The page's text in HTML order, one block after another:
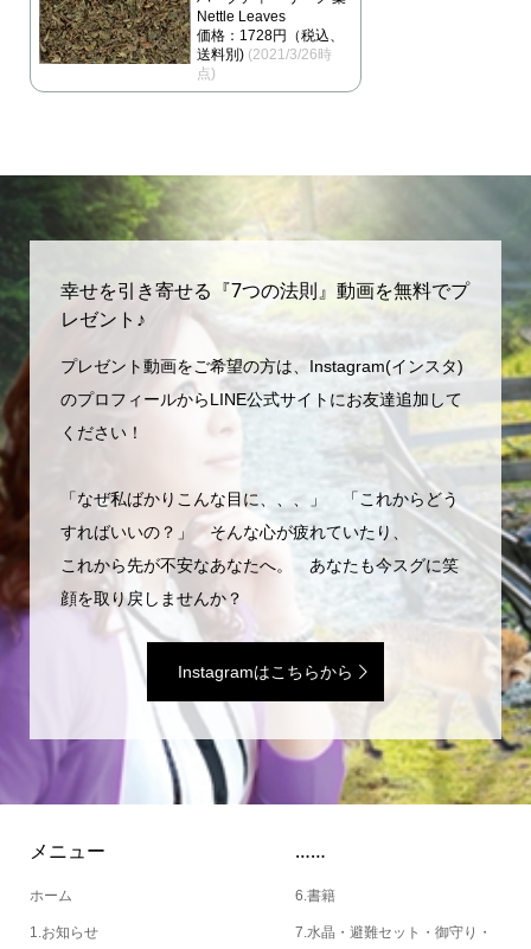
Nettle Leaves
価格：1728円（税込、
送料別) (2021/3/26時
点)
幸せを引き寄せる『7つの法則』動画を無料でプ
レゼント♪
プレゼント動画をご希望の方は、Instagram(インスタ)
のプロフィールからLINE公式サイトにお友達追加して
ください！
「なぜ私ばかりこんな目に、、、」 「これからどう
すればいいの？」 そんな心が疲れていたり、
これから先が不安なあなたへ。 あなたも今スグに笑
顔を取り戻しませんか？
Instagramはこちらから
メニュー
ホーム
1.お知らせ
……
6.書籍
7.水晶・避難セット・御守り・